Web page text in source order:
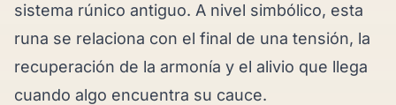
sistema rúnico antiguo. A nivel simbólico, esta
runa se relaciona con el final de una tensión, la
recuperación de la armonía y el alivio que llega
cuando algo encuentra su cauce.